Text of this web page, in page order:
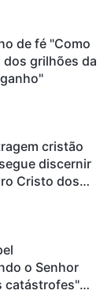
de fé "Como
dos grilhões da
cristão
discernir
Cristo dos
o Senhor
catástrofes"